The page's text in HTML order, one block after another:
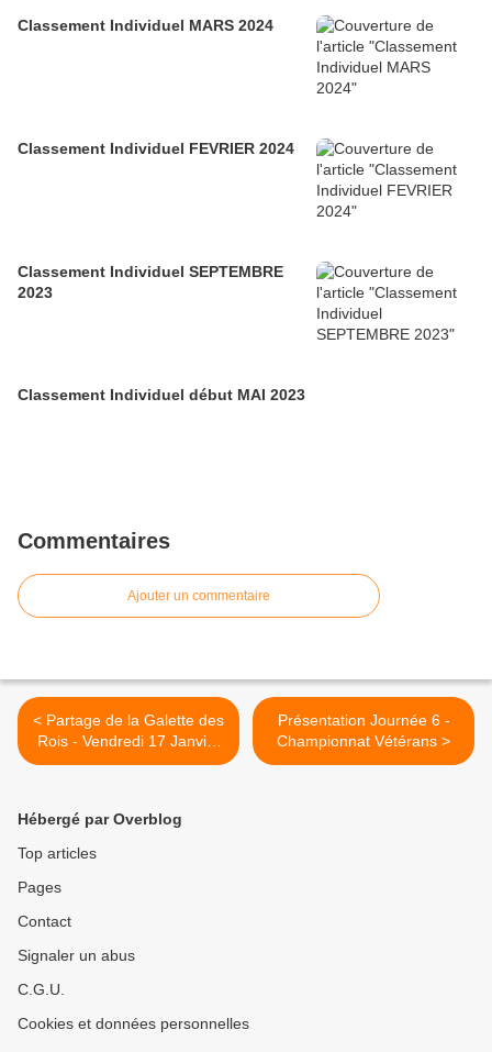
Classement Individuel MARS 2024
Classement Individuel FEVRIER 2024
Classement Individuel SEPTEMBRE
2023
Classement Individuel début MAI 2023
Commentaires
Ajouter un commentaire
< Partage de la Galette des
Rois - Vendredi 17 Janvier
2026
Présentation Journée 6 -
Championnat Vétérans >
Hébergé par Overblog
Top articles
Pages
Contact
Signaler un abus
C.G.U.
Cookies et données personnelles